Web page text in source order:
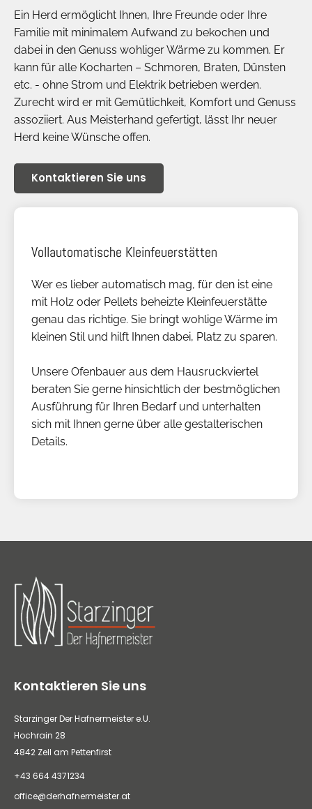
Ein Herd ermöglicht Ihnen, Ihre Freunde oder Ihre
Familie mit minimalem Aufwand zu bekochen und
dabei in den Genuss wohliger Wärme zu kommen. Er
kann für alle Kocharten – Schmoren, Braten, Dünsten
etc. - ohne Strom und Elektrik betrieben werden.
Zurecht wird er mit Gemütlichkeit, Komfort und Genuss
assoziiert. Aus Meisterhand gefertigt, lässt Ihr neuer
Herd keine Wünsche offen.
Kontaktieren Sie uns
Vollautomatische Kleinfeuerstätten
Wer es lieber automatisch mag, für den ist eine
mit Holz oder Pellets beheizte Kleinfeuerstätte
genau das richtige. Sie bringt wohlige Wärme im
kleinen Stil und hilft Ihnen dabei, Platz zu sparen.
Unsere Ofenbauer aus dem Hausruckviertel
beraten Sie gerne hinsichtlich der bestmöglichen
Ausführung für Ihren Bedarf und unterhalten
sich mit Ihnen gerne über alle gestalterischen
Details.
Kontaktieren Sie uns
Starzinger Der Hafnermeister e.U.
Hochrain 28
4842 Zell am Pettenfirst
+43 664 4371234
office@derhafnermeister.at